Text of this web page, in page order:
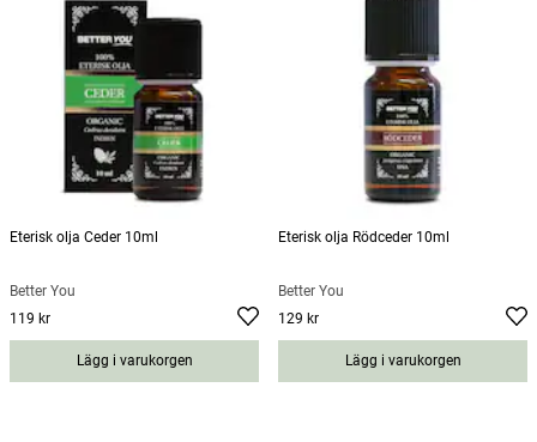
Eterisk olja Ceder 10ml
Better You
Pris:
119 kr
Lägg i varukorgen
Eterisk olja Rödceder 10ml
Better You
Pris:
129 kr
Lägg i varukorgen